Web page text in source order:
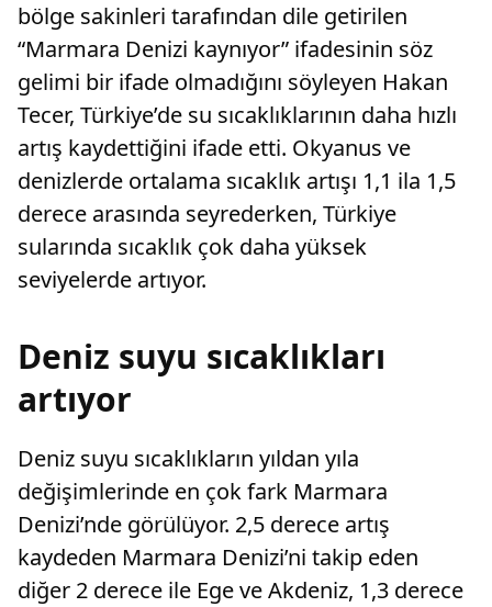
bölge sakinleri tarafından dile getirilen
“Marmara Denizi kaynıyor” ifadesinin söz
gelimi bir ifade olmadığını söyleyen Hakan
Tecer, Türkiye’de su sıcaklıklarının daha hızlı
artış kaydettiğini ifade etti. Okyanus ve
denizlerde ortalama sıcaklık artışı 1,1 ila 1,5
derece arasında seyrederken, Türkiye
sularında sıcaklık çok daha yüksek
seviyelerde artıyor.
Deniz suyu sıcaklıkları
artıyor
Deniz suyu sıcaklıkların yıldan yıla
değişimlerinde en çok fark Marmara
Denizi’nde görülüyor. 2,5 derece artış
kaydeden Marmara Denizi’ni takip eden
diğer 2 derece ile Ege ve Akdeniz, 1,3 derece